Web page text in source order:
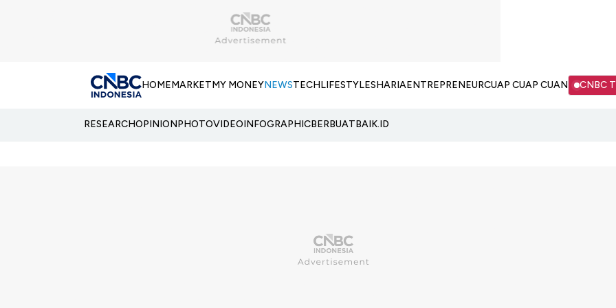
HOMEMARKETMY MONEYNEWSTECHLIFESTYLESHARIAENTREPRENEURCUAP CUAP CUAN CNBC
RESEARCHOPINIONPHOTOVIDEOINFOGRAPHICBERBUATBAIK.ID